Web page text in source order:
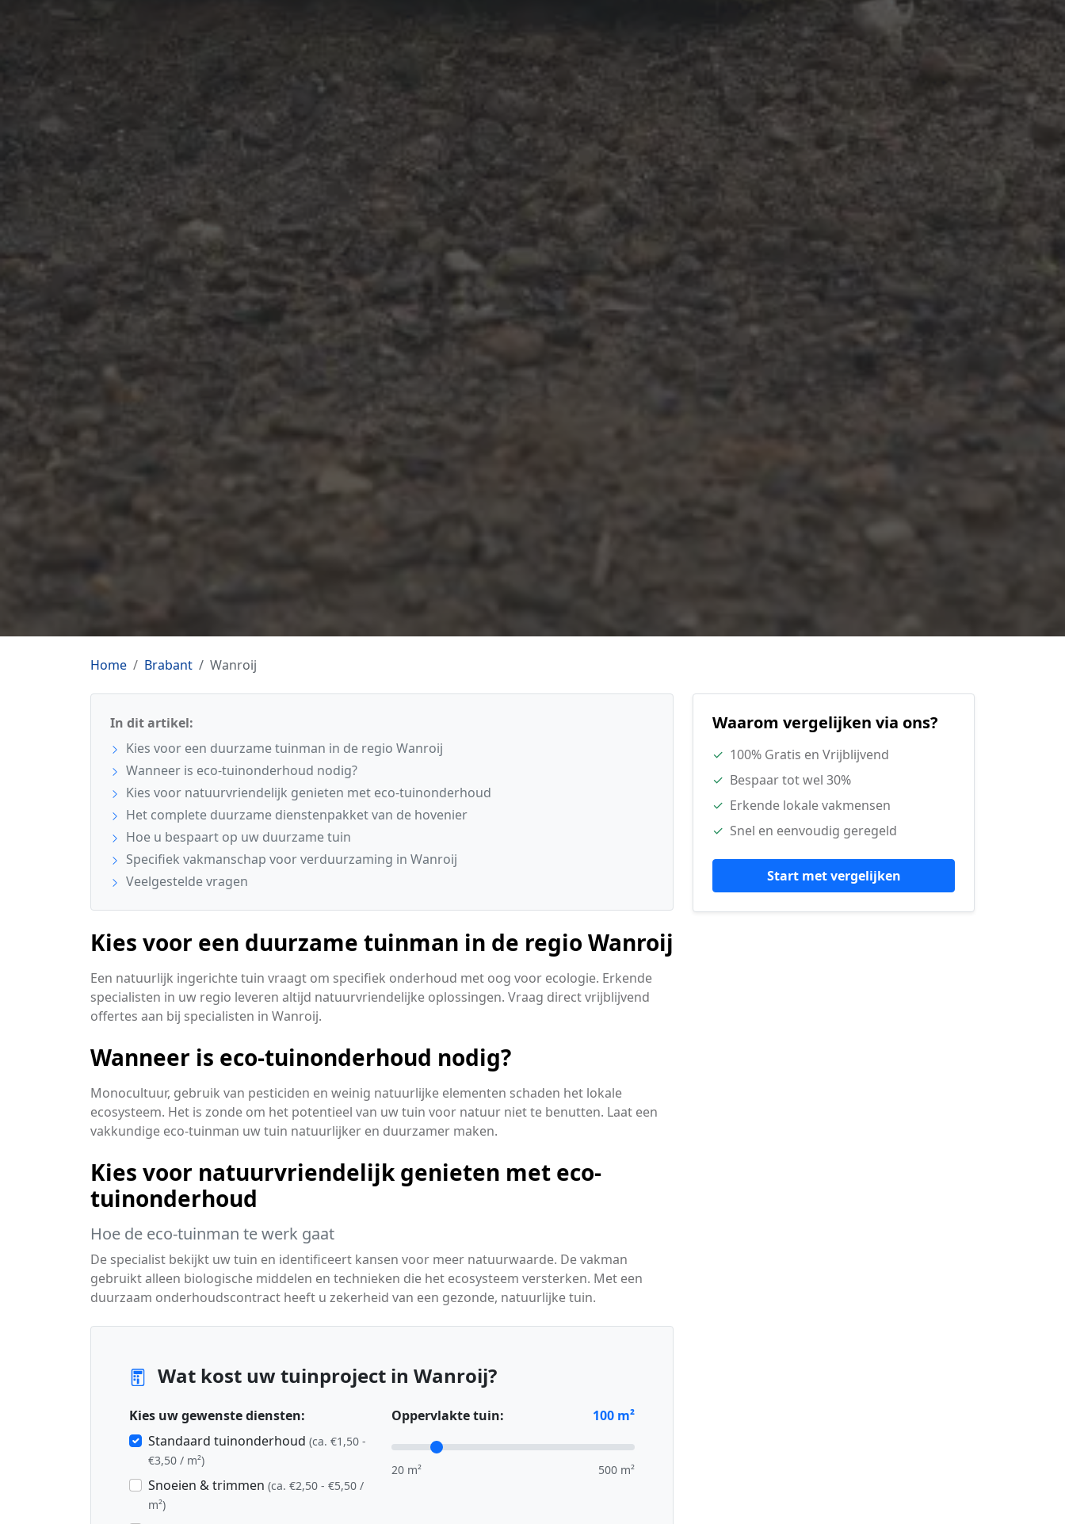
Home Brabant Wanroij
In dit artikel:
Kies voor een duurzame tuinman in de regio Wanroij
Wanneer is eco-tuinonderhoud nodig?
Kies voor natuurvriendelijk genieten met eco-tuinonderhoud
Het complete duurzame dienstenpakket van de hovenier
Hoe u bespaart op uw duurzame tuin
Specifiek vakmanschap voor verduurzaming in Wanroij
Veelgestelde vragen
Kies voor een duurzame tuinman in de regio Wanroij
Een natuurlijk ingerichte tuin vraagt om specifiek onderhoud met oog voor ecologie. Erkende
specialisten in uw regio leveren altijd natuurvriendelijke oplossingen. Vraag direct vrijblijvend
offertes aan bij specialisten in Wanroij.
Wanneer is eco-tuinonderhoud nodig?
Monocultuur, gebruik van pesticiden en weinig natuurlijke elementen schaden het lokale
ecosysteem. Het is zonde om het potentieel van uw tuin voor natuur niet te benutten. Laat een
vakkundige eco-tuinman uw tuin natuurlijker en duurzamer maken.
Kies voor natuurvriendelijk genieten met eco-
tuinonderhoud
Hoe de eco-tuinman te werk gaat
De specialist bekijkt uw tuin en identificeert kansen voor meer natuurwaarde. De vakman
gebruikt alleen biologische middelen en technieken die het ecosysteem versterken. Met een
duurzaam onderhoudscontract heeft u zekerheid van een gezonde, natuurlijke tuin.
Wat kost uw tuinproject in Wanroij?
Kies uw gewenste diensten:
Standaard tuinonderhoud (ca. €1,50 -
€3,50 / m²)
Snoeien & trimmen (ca. €2,50 - €5,50 /
m²)
Oppervlakte tuin: 100 m²
20 m² 500 m²
Waarom vergelijken via ons?
✓ 100% Gratis en Vrijblijvend
✓ Bespaar tot wel 30%
✓ Erkende lokale vakmensen
✓ Snel en eenvoudig geregeld
Start met vergelijken